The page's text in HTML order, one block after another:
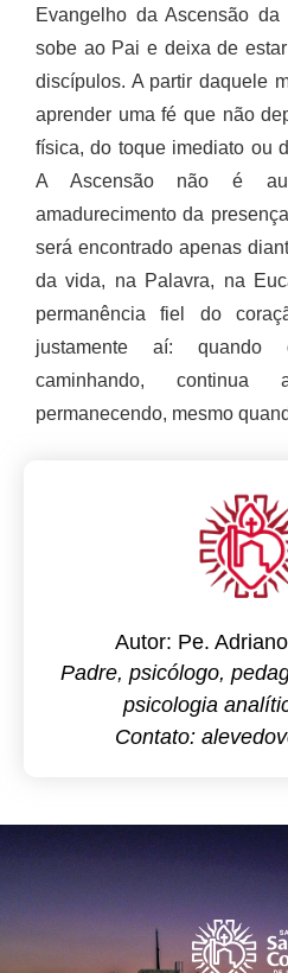
Evangelho da Ascensão
sobe ao Pai e deixa de
discípulos. A partir daquele
aprender uma fé que não
física, do toque imediato ou
A Ascensão não é
amadurecimento da
será encontrado apenas
da vida, na Palavra, na
permanência fiel do
justamente aí: quando
caminhando, continua
permanecendo, mesmo
Autor: Pe.
Padre, psicólogo,
psicologia
Contato: